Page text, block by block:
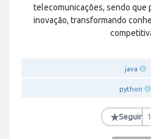
telecomunicações, sendo que
inovação, transformando
java
python
★Seguir